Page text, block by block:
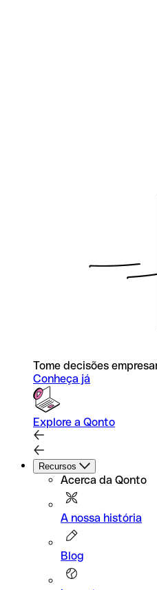
Tome decisões
Conheça já
Explore a Qonto
Recursos
Acerca da Qonto
A nossa história
Blog